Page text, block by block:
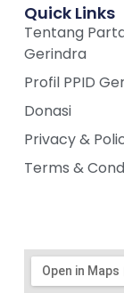
Quick Links
Tentang
Gerindra
Profil PPID
Donasi
Privacy &
Terms &